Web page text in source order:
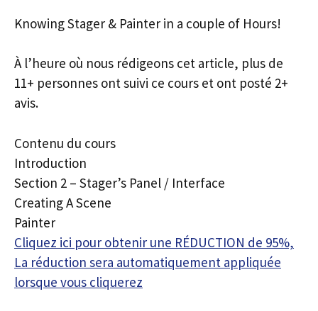
Knowing Stager & Painter in a couple of Hours!
À l’heure où nous rédigeons cet article, plus de
11+ personnes ont suivi ce cours et ont posté 2+
avis.
Contenu du cours
Introduction
Section 2 – Stager’s Panel / Interface
Creating A Scene
Painter
Cliquez ici pour obtenir une RÉDUCTION de 95%,
La réduction sera automatiquement appliquée
lorsque vous cliquerez